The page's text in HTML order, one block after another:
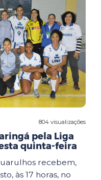
804 visualizações
pela Liga
quinta-feira
recebem,
às 17 horas, no